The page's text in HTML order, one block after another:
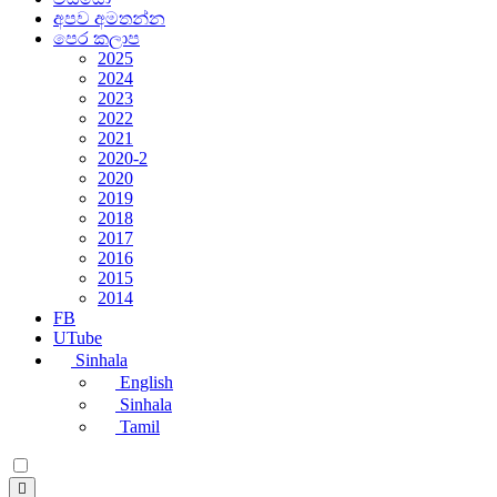
අපව අමතන්න
පෙර කලාප
2025
2024
2023
2022
2021
2020-2
2020
2019
2018
2017
2016
2015
2014
FB
UTube
Sinhala
English
Sinhala
Tamil